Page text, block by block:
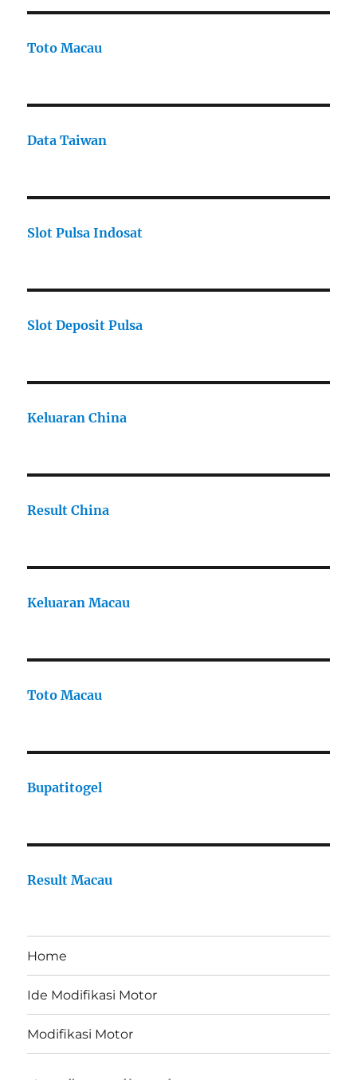
Toto Macau
Data Taiwan
Slot Pulsa Indosat
Slot Deposit Pulsa
Keluaran China
Result China
Keluaran Macau
Toto Macau
Bupatitogel
Result Macau
Home
Ide Modifikasi Motor
Modifikasi Motor